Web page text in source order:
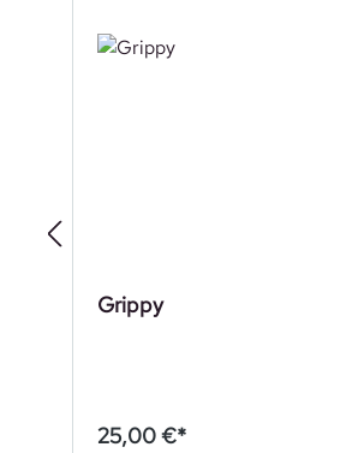
Grippy
25,00 €*